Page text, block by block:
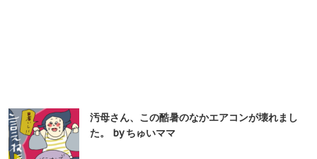
汚母さん、この酷暑のなかエアコンが壊れまし
た。 by ちゅいママ